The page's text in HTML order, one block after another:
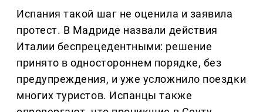
Испания такой шаг не оценила и заявила
протест. В Мадриде назвали действия
Италии беспрецедентными: решение
принято в одностороннем порядке, без
предупреждения, и уже усложнило поездки
многих туристов. Испанцы также